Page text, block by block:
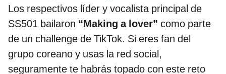
Los respectivos líder y vocalista principal de
SS501 bailaron “Making a lover” como parte
de un challenge de TikTok. Si eres fan del
grupo coreano y usas la red social,
seguramente te habrás topado con este reto